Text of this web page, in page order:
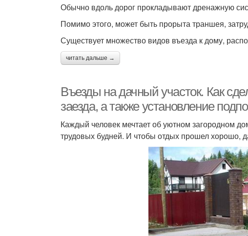
Обычно вдоль дорог прокладывают дренажную
Помимо этого, может быть прорыта траншея,
Существует множество видов въезда к дому,
читать дальше →
Въезды на дачный участок. Как
заезда, а также установление
Каждый человек мечтает об уютном загородном
трудовых будней. И чтобы отдых прошел хорошо,